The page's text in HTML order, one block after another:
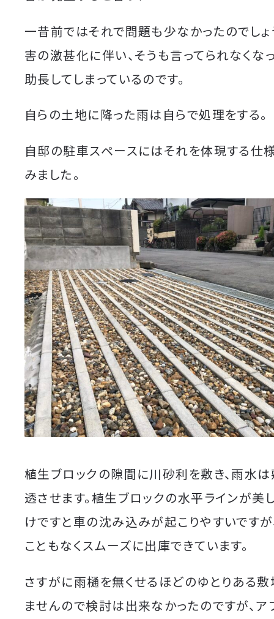
一昔前ではそれで問題も少なかったのでしょ
害の激甚化に伴い、そうも言ってられなくな
助長してしまっているのです。
自らの土地に降った雨は自らで処理をする。
自邸の駐車スペースにはそれを体現する仕
みました。
植生ブロックの隙間に川砂利を敷き、雨水
透させます。植生ブロックの水平ラインが美
けですと車の沈み込みが起こりやすいですが
こともなくスムーズに出庫できています。
さすがに雨樋を無くせるほどのゆとりある
ませんので検討は出来なかったのですが、